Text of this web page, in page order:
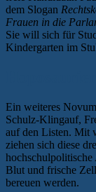
dem Slogan
Frauen in die
Sie will sich für
Kindergarten im
Ein weiteres
Schulz-Klingauf,
auf den Listen. Mit
ziehen sich diese
Blut und frische
bereuen werden.